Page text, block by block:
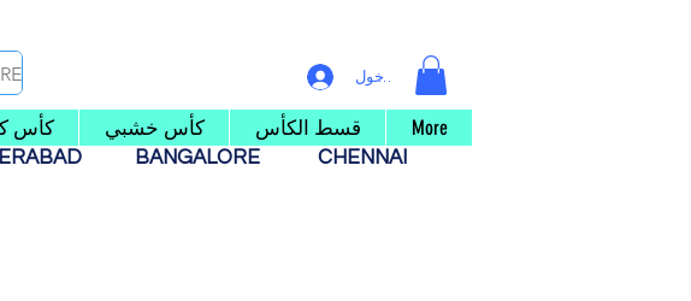
تسجيل الدخول
كأس كأس خشبي قسط الكأس More
BANGALORE
CHENNAI